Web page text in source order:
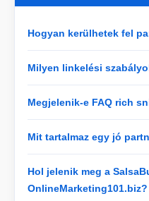
Hogyan kerülhetek fel
Milyen linkelési
Megjelenik-e FAQ rich
Mit tartalmaz egy jó
Hol jelenik meg a
OnlineMarketing101.biz?